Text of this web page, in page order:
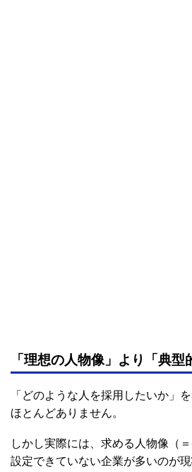
「理想の人物像」より「典型
「どのような人を採用したいか」
ほとんどありません。
しかし実際には、求める人物像（
設定できていない企業が多いのが